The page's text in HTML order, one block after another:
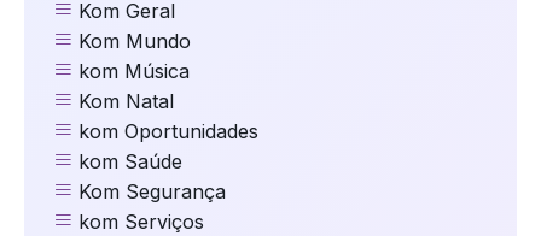
Kom Geral
Kom Mundo
kom Música
Kom Natal
kom Oportunidades
kom Saúde
Kom Segurança
kom Serviços